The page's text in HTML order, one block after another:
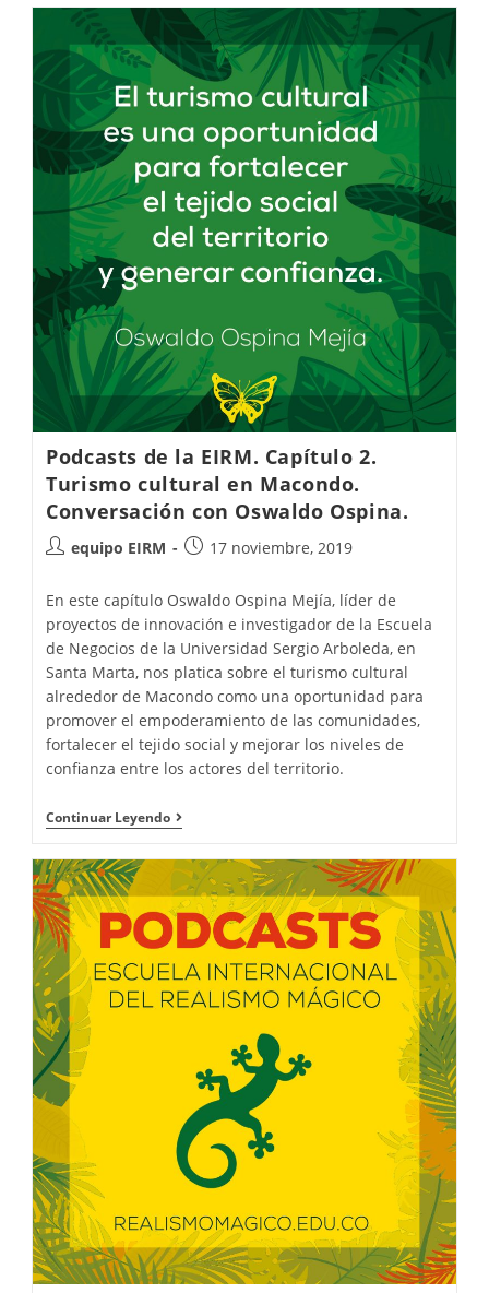
Podcasts de la EIRM. Capítulo 2.
Turismo cultural en Macondo.
Conversación con Oswaldo Ospina.
equipo EIRM 17 noviembre, 2019
En este capítulo Oswaldo Ospina Mejía, líder de
proyectos de innovación e investigador de la Escuela
de Negocios de la Universidad Sergio Arboleda, en
Santa Marta, nos platica sobre el turismo cultural
alrededor de Macondo como una oportunidad para
promover el empoderamiento de las comunidades,
fortalecer el tejido social y mejorar los niveles de
confianza entre los actores del territorio.
Continuar Leyendo